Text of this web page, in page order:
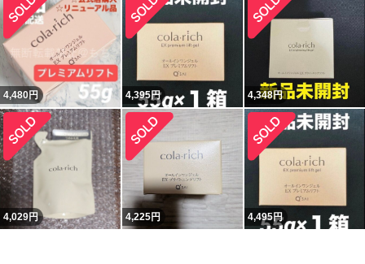
4,480円 4,395円 4,348円
4,029円 4,225円 4,495円